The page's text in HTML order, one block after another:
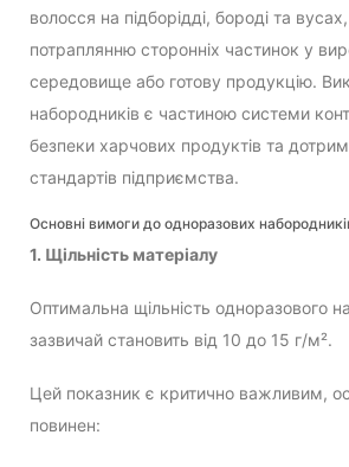
волосся на підборідді, бороді та
потраплянню сторонніх частинок у
середовище або готову продукцію.
набородників є частиною системи
безпеки харчових продуктів та
стандартів підприємства.
Основні вимоги до одноразових
1. Щільність матеріалу
Оптимальна щільність одноразового
зазвичай становить від 10 до 15 г/м².
Цей показник є критично важливим,
повинен: